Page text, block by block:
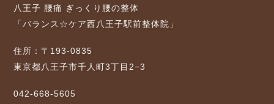
八王子 腰痛 ぎっくり腰の整体
「バランス☆ケア西八王子駅前整体院」
住所：〒193-0835
東京都八王子市千人町3丁目2−3
042-668-5605